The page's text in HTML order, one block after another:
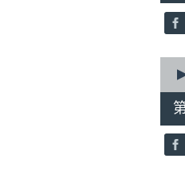
10
56
20